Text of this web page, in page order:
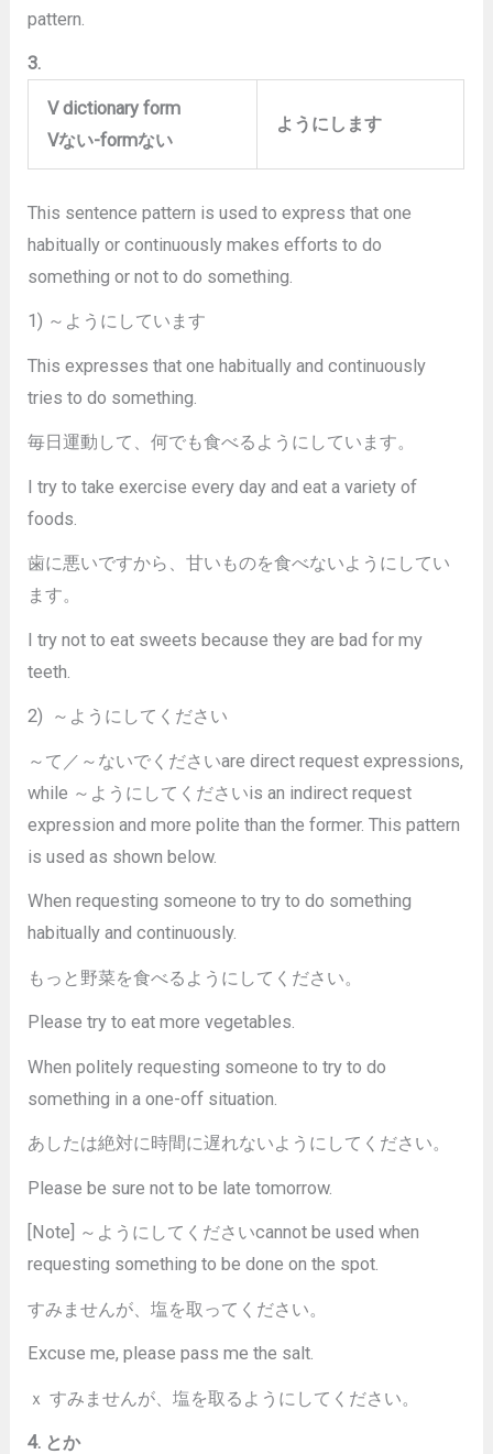
pattern.
3.
V dictionary form
Vない-formない
ようにします
This sentence pattern is used to express that one
habitually or continuously makes efforts to do
something or not to do something.
1) ～ようにしています
This expresses that one habitually and continuously
tries to do something.
毎日運動して、何でも食べるようにしています。
I try to take exercise every day and eat a variety of
foods.
歯に悪いですから、甘いものを食べないようにしてい
ます。
I try not to eat sweets because they are bad for my
teeth.
2) ～ようにしてください
～て／～ないでくださいare direct request expressions,
while ～ようにしてくださいis an indirect request
expression and more polite than the former. This pattern
is used as shown below.
When requesting someone to try to do something
habitually and continuously.
もっと野菜を食べるようにしてください。
Please try to eat more vegetables.
When politely requesting someone to try to do
something in a one-off situation.
あしたは絶対に時間に遅れないようにしてください。
Please be sure not to be late tomorrow.
[Note] ～ようにしてくださいcannot be used when
requesting something to be done on the spot.
すみませんが、塩を取ってください。
Excuse me, please pass me the salt.
ｘ すみませんが、塩を取るようにしてください。
4. とか